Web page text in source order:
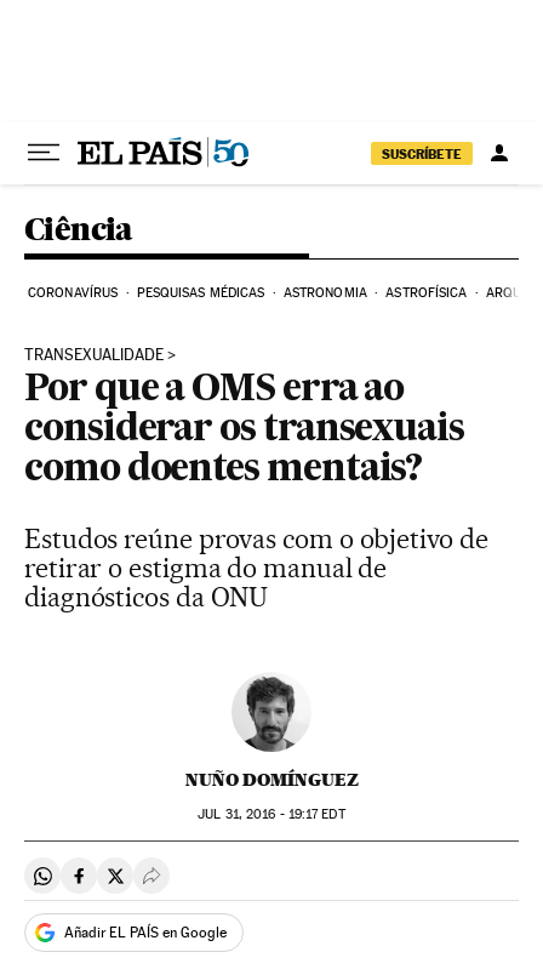
SUSCRÍBETE
Ciência
CORONAVÍRUS PESQUISAS MÉDICAS ASTRONOMIA ASTROFÍSICA
TRANSEXUALIDADE
Por que a OMS erra ao
considerar os transexuais
como doentes mentais?
Estudos reúne provas com o objetivo de
retirar o estigma do manual de
diagnósticos da ONU
NUÑO DOMÍNGUEZ
JUL 31, 2016 - 19:17EDT
Compartir en Whatsapp
Compartir en Facebook
Compartir en Twitter
Desplegar Redes Sociales
Añadir EL PAÍS en Google